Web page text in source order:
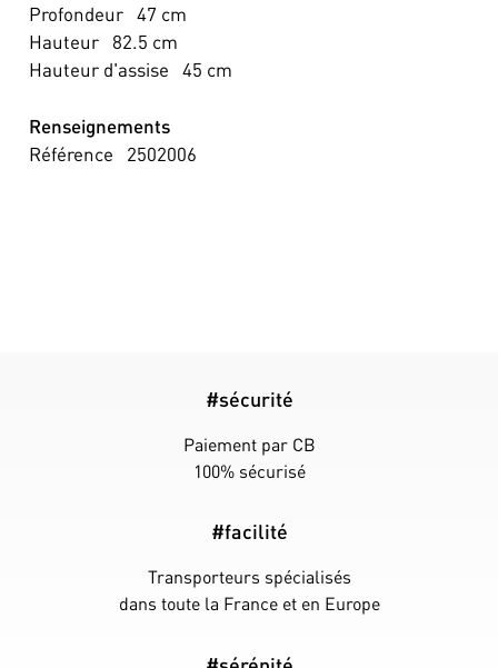
Profondeur 47 cm
Hauteur
82.5 cm
Hauteur d'assise
45 cm
Renseignements
Référence
2502006
#sécurité
Paiement par CB
100% sécurisé
#facilité
Transporteurs spécialisés
dans toute la France et en Europe